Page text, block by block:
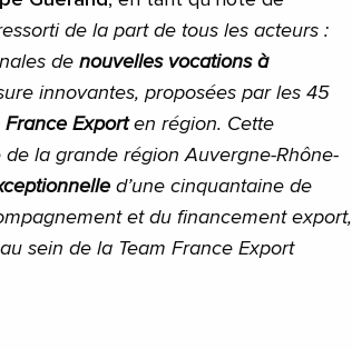
de la part de tous les acteurs :
de nouvelles vocations à
innovantes, proposées par les 45
France Exporten région. Cette
la grande région Auvergne-Rhône-
d’une cinquantaine de
et du financement export,
sein de la Team France Export